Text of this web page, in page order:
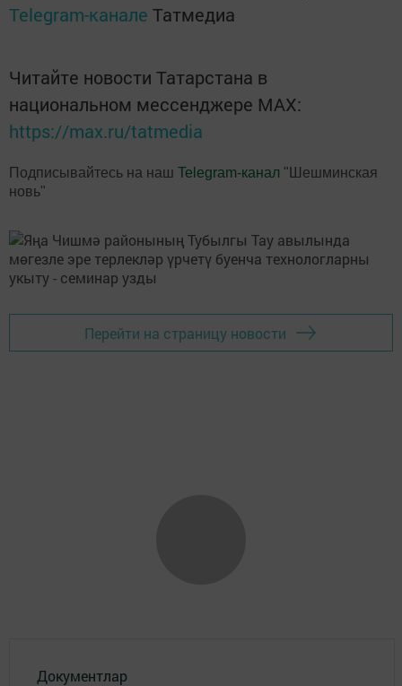
Telegram-канале Татмедиа
Читайте новости Татарстана в
национальном мессенджере MАХ:
https://max.ru/tatmedia
Подписывайтесь на наш Telegram-канал "Шешминская
новь"
Перейти на страницу новости
Документлар